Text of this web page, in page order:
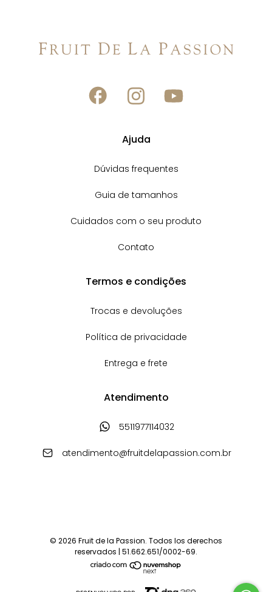
Ajuda
Dúvidas frequentes
Guia de tamanhos
Cuidados com o seu produto
Contato
Termos e condições
Trocas e devoluções
Política de privacidade
Entrega e frete
Atendimento
5511977114032
atendimento@fruitdelapassion.com.br
© 2026 Fruit de la Passion. Todos los derechos
reservados | 51.662.651/0002-69.